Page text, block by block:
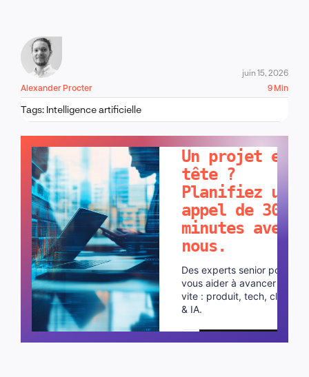
Alexander Procter
juin 15, 2026
9 Min
Tags: Intelligence artificielle
Un projet en
tête ?
Planifiez un
appel de 30
minutes avec
nous.
Des experts senior pour
vous aider à avancer plus
vite : produit, tech, cloud
& IA.
Planifier un appel